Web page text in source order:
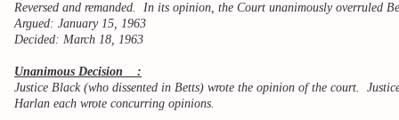
Reversed and remanded. In its opinion, the Court unanimously overruled
Argued: January 15, 1963
Decided: March 18, 1963
Unanimous Decision :
Justice Black (who dissented in Betts) wrote the opinion of the court.
Harlan each wrote concurring opinions.